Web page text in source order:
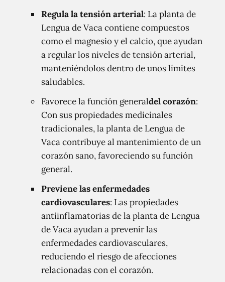
Regula la tensión arterial: La planta de
Lengua de Vaca contiene compuestos
como el magnesio y el calcio, que ayudan
a regular los niveles de tensión arterial,
manteniéndolos dentro de unos límites
saludables.
Favorece la función generaldel corazón:
Con sus propiedades medicinales
tradicionales, la planta de Lengua de
Vaca contribuye al mantenimiento de un
corazón sano, favoreciendo su función
general.
Previene las enfermedades
cardiovasculares: Las propiedades
antiinflamatorias de la planta de Lengua
de Vaca ayudan a prevenir las
enfermedades cardiovasculares,
reduciendo el riesgo de afecciones
relacionadas con el corazón.